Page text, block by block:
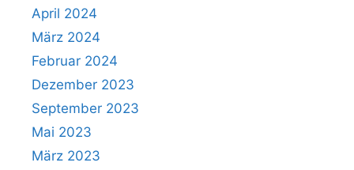
April 2024
März 2024
Februar 2024
Dezember 2023
September 2023
Mai 2023
März 2023